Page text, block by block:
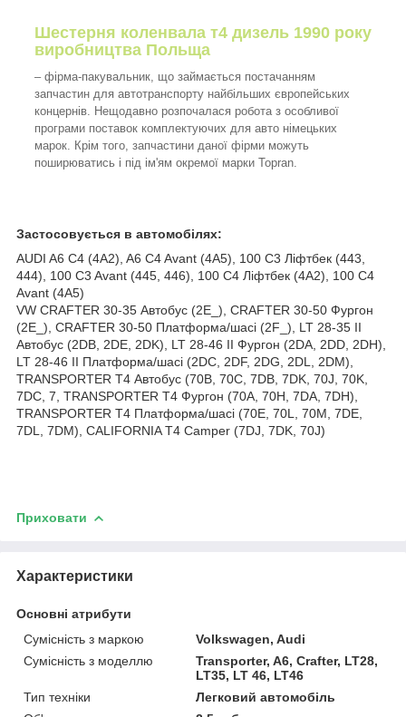
Шестерня коленвала т4 дизель 1990 року
виробництва Польща
– фірма-пакувальник, що займається постачанням
запчастин для автотранспорту найбільших європейських
концернів. Нещодавно розпочалася робота з особливої
програми поставок комплектуючих для авто німецьких
марок. Крім того, запчастини даної фірми можуть
поширюватись і під ім'ям окремої марки Topran.
Застосовується в автомобілях:
AUDI A6 C4 (4A2), A6 C4 Avant (4A5), 100 C3 Ліфтбек (443,
444), 100 C3 Avant (445, 446), 100 C4 Ліфтбек (4A2), 100 C4
Avant (4A5)
VW CRAFTER 30-35 Автобус (2E_), CRAFTER 30-50 Фургон
(2E_), CRAFTER 30-50 Платформа/шасі (2F_), LT 28-35 II
Автобус (2DB, 2DE, 2DK), LT 28-46 II Фургон (2DA, 2DD, 2DH),
LT 28-46 II Платформа/шасі (2DC, 2DF, 2DG, 2DL, 2DM),
TRANSPORTER T4 Автобус (70B, 70C, 7DB, 7DK, 70J, 70K,
7DC, 7, TRANSPORTER T4 Фургон (70A, 70H, 7DA, 7DH),
TRANSPORTER T4 Платформа/шасі (70E, 70L, 70M, 7DE,
7DL, 7DM), CALIFORNIA T4 Camper (7DJ, 7DK, 70J)
Приховати
Характеристики
Основні атрибути
Сумісність з маркою
Volkswagen, Audi
Сумісність з моделлю
Transporter, A6, Crafter, LT28,
LT35, LT 46, LT46
Тип техніки
Легковий автомобіль